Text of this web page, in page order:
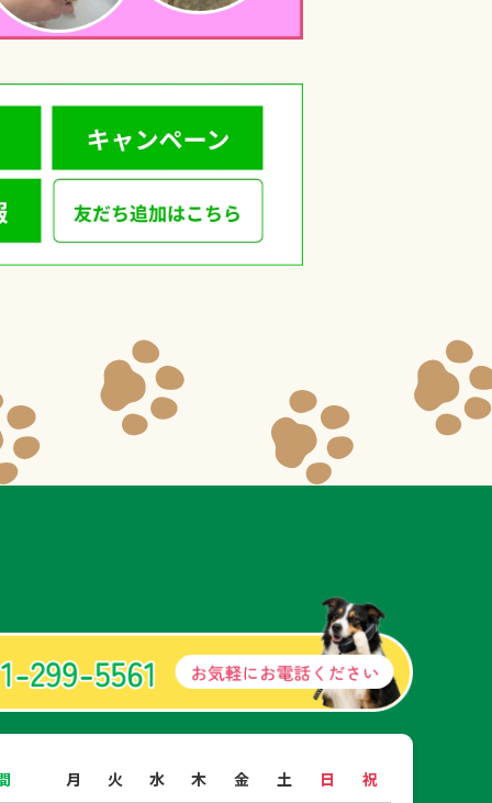
月 火 水 木 金 土 日 祝